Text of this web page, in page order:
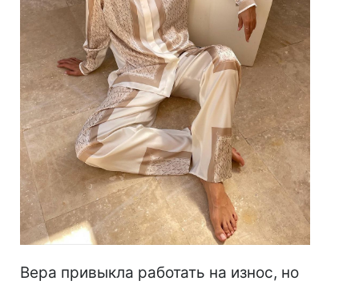
Вера привыкла работать на износ, но